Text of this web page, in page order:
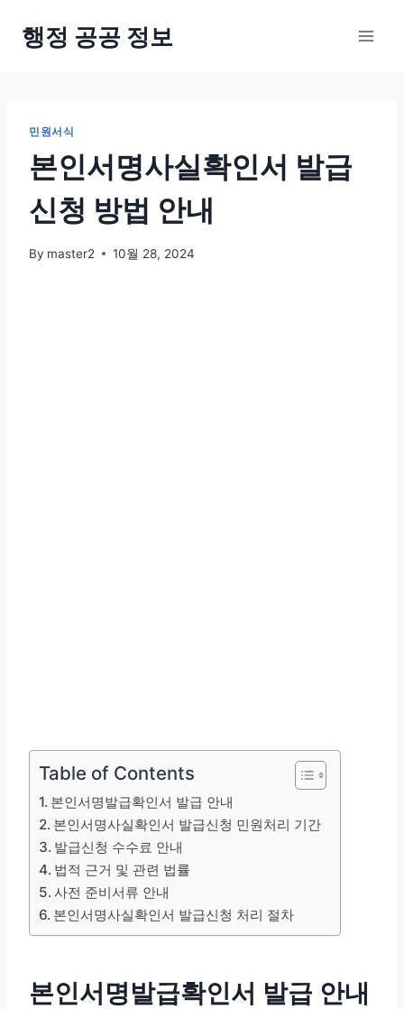
행정 공공 정보
민원서식
본인서명사실확인서 발급
신청 방법 안내
By master2 10월 28, 2024
Table of Contents
본인서명발급확인서 발급 안내
본인서명사실확인서 발급신청 민원처리 기간
발급신청 수수료 안내
법적 근거 및 관련 법률
사전 준비서류 안내
본인서명사실확인서 발급신청 처리 절차
본인서명발급확인서 발급 안내